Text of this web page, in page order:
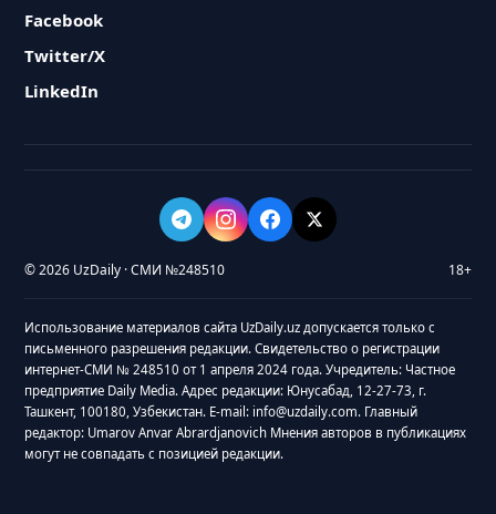
Facebook
Twitter/X
LinkedIn
© 2026 UzDaily · СМИ №248510 18+
Использование материалов сайта UzDaily.uz допускается только с
письменного разрешения редакции. Свидетельство о регистрации
интернет-СМИ № 248510 от 1 апреля 2024 года. Учредитель: Частное
предприятие Daily Media. Адрес редакции: Юнусабад, 12-27-73, г.
Ташкент, 100180, Узбекистан. E-mail: info@uzdaily.com. Главный
редактор: Umarov Anvar Abrardjanovich Мнения авторов в публикациях
могут не совпадать с позицией редакции.